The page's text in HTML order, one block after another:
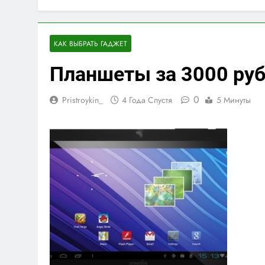
КАК ВЫБРАТЬ ГАДЖЕТ
Планшеты за 3000
Pristroykin_ 4 Года Спустя 0 5 Минуты